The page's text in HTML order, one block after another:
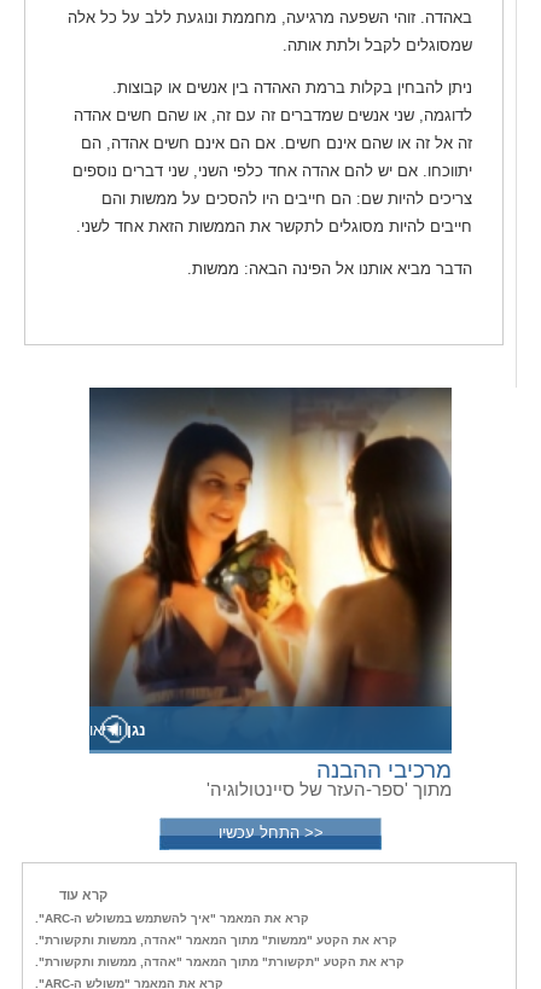
נגן וידיאו
מרכיבי ההבנה
מתוך 'ספר-העזר של סיינטולוגיה'
<< התחל עכשיו
באהדה. זוהי השפעה מרגיעה, מחממת ונוגעת ללב על כל אלה
שמסוגלים לקבל ולתת אותה.
ניתן להבחין בקלות ברמת האהדה בין אנשים או קבוצות.
לדוגמה, שני אנשים שמדברים זה עם זה, או שהם חשים אהדה
זה אל זה או שהם אינם חשים. אם הם אינם חשים אהדה, הם
יתווכחו. אם יש להם אהדה אחד כלפי השני, שני דברים נוספים
צריכים להיות שם: הם חייבים היו להסכים על ממשות והם
חייבים להיות מסוגלים לתקשר את הממשות הזאת אחד לשני.
הדבר מביא אותנו אל הפינה הבאה: ממשות.
קרא עוד
קרא את המאמר "איך להשתמש במשולש ה-ARC".
קרא את הקטע "ממשות" מתוך המאמר "אהדה, ממשות ותקשורת".
קרא את הקטע "תקשורת" מתוך המאמר "אהדה, ממשות ותקשורת".
קרא את המאמר "משולש ה-ARC".